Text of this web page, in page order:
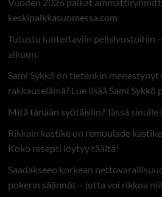
keskipalkkasuomessa.com
Tutustu luotettaviin pelisivustoihin –
alkuun.
Sami Sykkö on tietenkin
rakkauselämä? Lue lisää Sami Sykkö
Mitä tänään syötäisiin?Tässä
Rikkain kastike on remoulade kastike
Koko resepti löytyy täältä!
Saadakseen korkean
pokerin säännöt– jotta voi rikkoa